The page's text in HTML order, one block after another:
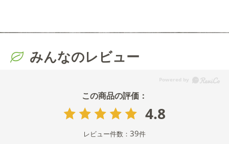
みんなのレビュー
4.8
レビュー件数： 39件